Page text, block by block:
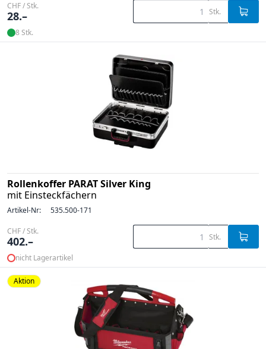
CHF / Stk.
28.– Stk.
8 Stk.
Rollenkoffer PARAT Silver King
mit Einsteckfächern
Artikel-Nr: 535.500-171
CHF / Stk.
402.– Stk.
nicht Lagerartikel
Aktion